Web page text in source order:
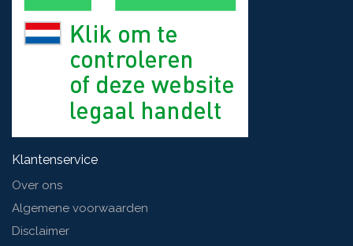
Klantenservice
Over ons
Algemene voorwaarden
Disclaimer